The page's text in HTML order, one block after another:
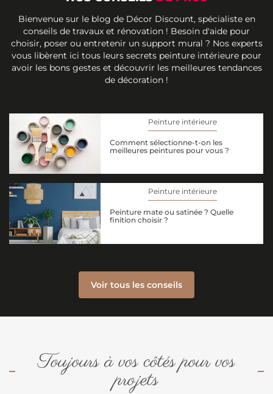
Bienvenue sur le blog de Décor Discount, spécialiste en
conseils de travaux et rénovation ! Besoin d'aide pour
choisir, poser ou entretenir un support mural ? Nos experts
vous libèrent ici tous leurs secrets peinture intérieure pour
avoir les bons gestes et découvrir les meilleures tendances
de décoration !
Peinture intérieure
Comment sélectionne-t-on les
meilleures peintures pour vous ?
Peinture intérieure
Peinture mate ou satinée ? Quelle
finition choisir ?
Voir tous les conseils
Toujours à vos côtés pour vos
projets